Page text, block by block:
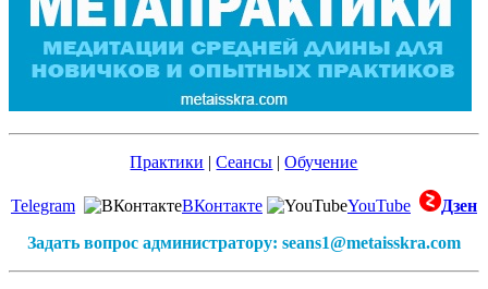
Практики |Сеансы |Обучение
Telegram ВКонтакте YouTube
Дзен
Задать вопрос администратору: seans1@metaisskra.com